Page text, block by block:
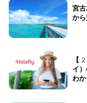
宮
か
【
イ
わ